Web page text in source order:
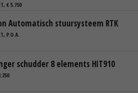
€ 5.750
Automatisch stuursysteem RTK
P.O.A.
schudder 8 elements HIT910